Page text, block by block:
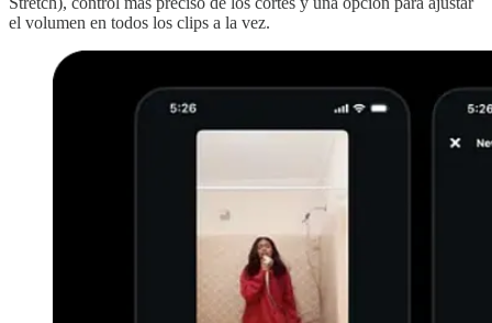
el volumen en todos los clips a la vez.